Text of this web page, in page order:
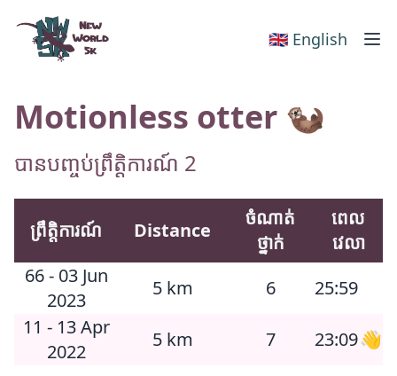
New World 5k
🇬🇧 English
Motionless otter 🦦
បានបញ្ចប់ព្រឹត្តិការណ៍ 2
ព្រឹត្តិការណ៍ Distance
ចំណាត់
ថ្នាក់
ពេល
វេលា
66 - 03 Jun
2023
5 km 6
25:59
11 - 13 Apr
2022
5 km 7 23:09👋